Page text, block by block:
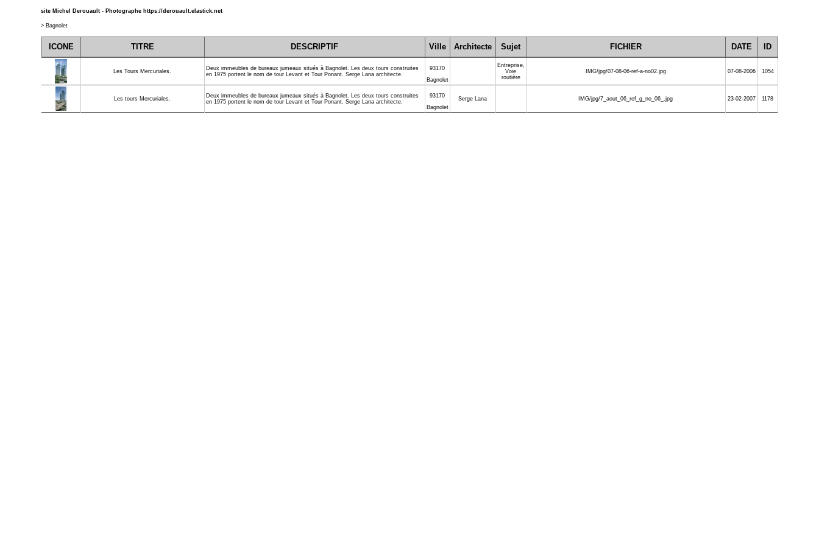
site Michel Derouault - Photographe https://derouault.elastick.net
> Bagnolet
ICONE TITRE DESCRIPTIF Ville Architecte Sujet FICHIER DATE ID
Les Tours Mercuriales.
Deux immeubles de bureaux jumeaux situés à Bagnolet. Les deux tours construites
en 1975 portent le nom de tour Levant et Tour Ponant. Serge Lana architecte.
93170
Bagnolet
Entreprise,
Voie
routière
IMG/jpg/07-08-06-ref-a-no02.jpg 07-08-2006 1054
Les tours Mercuriales.
Deux immeubles de bureaux jumeaux situés à Bagnolet. Les deux tours construites
en 1975 portent le nom de tour Levant et Tour Ponant. Serge Lana architecte.
93170
Bagnolet
Serge Lana IMG/jpg/7_aout_06_ref_g_no_06_.jpg 23-02-2007 1178